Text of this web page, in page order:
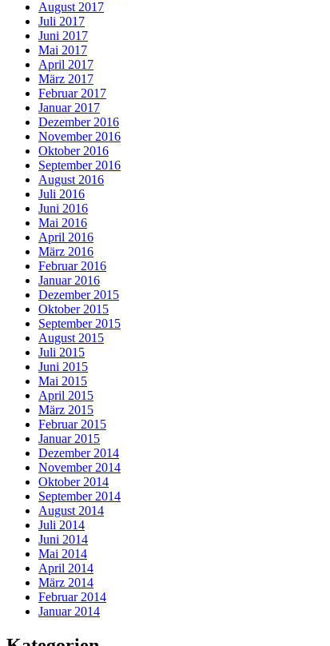
August 2017
Juli 2017
Juni 2017
Mai 2017
April 2017
März 2017
Februar 2017
Januar 2017
Dezember 2016
November 2016
Oktober 2016
September 2016
August 2016
Juli 2016
Juni 2016
Mai 2016
April 2016
März 2016
Februar 2016
Januar 2016
Dezember 2015
Oktober 2015
September 2015
August 2015
Juli 2015
Juni 2015
Mai 2015
April 2015
März 2015
Februar 2015
Januar 2015
Dezember 2014
November 2014
Oktober 2014
September 2014
August 2014
Juli 2014
Juni 2014
Mai 2014
April 2014
März 2014
Februar 2014
Januar 2014